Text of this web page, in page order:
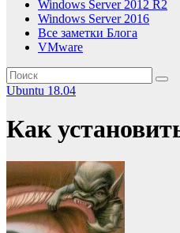
Windows Server 2012 R2
Windows Server 2016
Все заметки Блога
VMware
Ubuntu 18.04
Как